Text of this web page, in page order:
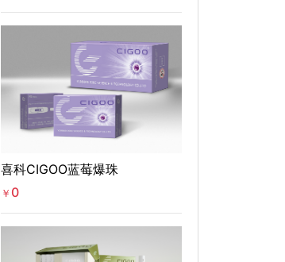
喜科CIGOO蓝莓爆珠
￥ 0